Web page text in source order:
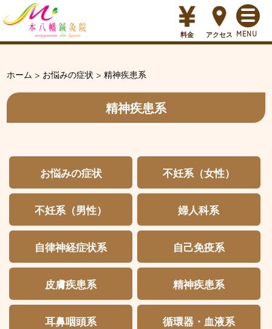
料金 アクセス
ホーム > お悩みの症状 >精神疾患系
精神疾患系
お悩みの症状 不妊系（女性）
不妊系（男性） 婦人科系
自律神経症状系 自己免疫系
皮膚疾患系 精神疾患系
耳鼻咽頭系 循環器・血液系